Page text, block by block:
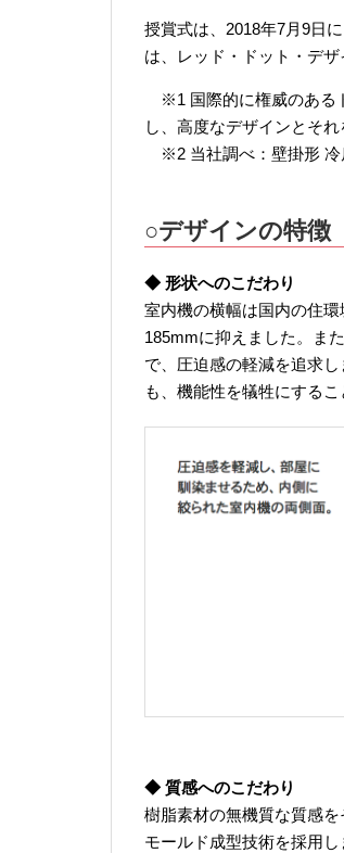
授賞式は、2018年7月9日
は、レッド・ドット・デ
※1 国際的に権威のある
し、高度なデザインとそ
※2 当社調べ：壁掛形 冷
○デザインの特徴
◆ 形状へのこだわり
室内機の横幅は国内の住
185mmに抑えました。ま
で、圧迫感の軽減を追求
も、機能性を犠牲にする
◆ 質感へのこだわり
樹脂素材の無機質な質感
モールド成型技術を採用